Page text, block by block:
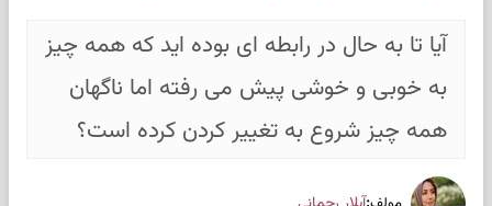
آیا تا به حال در رابطه ای بوده اید که همه چیز
به خوبی و خوشی پیش می رفته اما ناگهان
همه چیز شروع به تغییر کردن کرده است؟